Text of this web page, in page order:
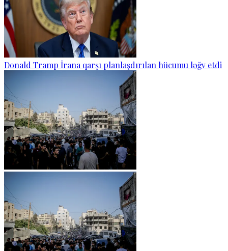
Donald Tramp İrana qarşı planlaşdırılan hücumu ləğv etdi